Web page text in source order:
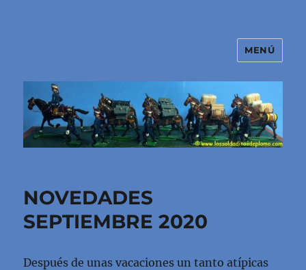
El mundo de los soldaditos de
plomo
MENÚ
NOVEDADES
SEPTIEMBRE 2020
Después de unas vacaciones un tanto atípicas